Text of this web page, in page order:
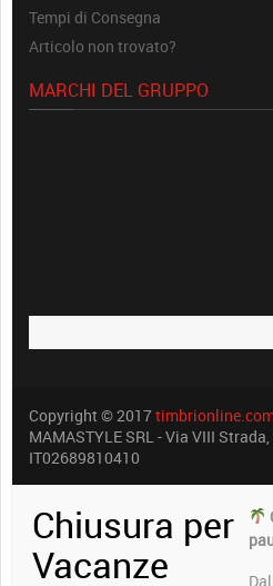
Tempi di Consegna
Articolo non trovato?
MARCHI DEL GRUPPO
Copyright © 2017
MAMASTYLE SRL - Via VIII
IT02689810410
Chiusura per
Vacanze
Dal